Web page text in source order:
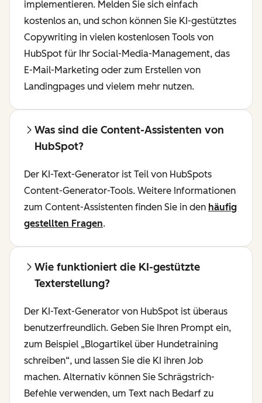
implementieren. Melden Sie sich einfach
kostenlos an, und schon können Sie KI-gestütztes
Copywriting in vielen kostenlosen Tools von
HubSpot für Ihr Social-Media-Management, das
E-Mail-Marketing oder zum Erstellen von
Landingpages und vielem mehr nutzen.
Was sind die Content-Assistenten von
HubSpot?
Der KI-Text-Generator ist Teil von HubSpots
Content-Generator-Tools. Weitere Informationen
zum Content-Assistenten finden Sie in den häufig
gestellten Fragen.
Wie funktioniert die KI-gestützte
Texterstellung?
Der KI-Text-Generator von HubSpot ist überaus
benutzerfreundlich. Geben Sie Ihren Prompt ein,
zum Beispiel „Blogartikel über Hundetraining
schreiben“, und lassen Sie die KI ihren Job
machen. Alternativ können Sie Schrägstrich-
Befehle verwenden, um Text nach Bedarf zu